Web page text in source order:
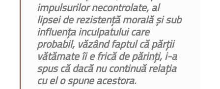
impulsurilor necontrolate, al
lipsei de rezistență morală și sub
influența inculpatului care
probabil, văzând faptul că părții
vătămate îi e frică de părinți, i-a
spus că dacă nu continuă relația
cu el o spune acestora.